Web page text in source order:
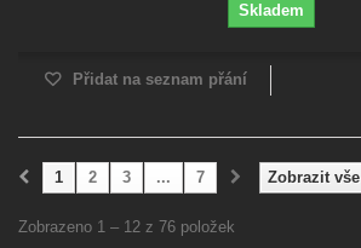
Skladem
Přidat na seznam přání
Zobrazit vše
1 2 3 ... 7
Zobrazeno 1 – 12 z 76 položek